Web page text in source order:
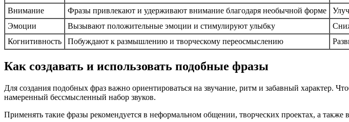
Внимание
Фразы привлекают и удерживают внимание благодаря необычной форме
Эмоции
Вызывают положительные эмоции и стимулируют улыбку
Когнитивность
Побуждают к размышлению и творческому переосмыслению
Как создавать и использовать подобные фразы
Для создания подобных фраз важно ориентироваться на звучание, ритм и забавный характер.
намеренный бессмысленный набор звуков.
Применять такие фразы рекомендуется в неформальном общении, творческих проектах, а также